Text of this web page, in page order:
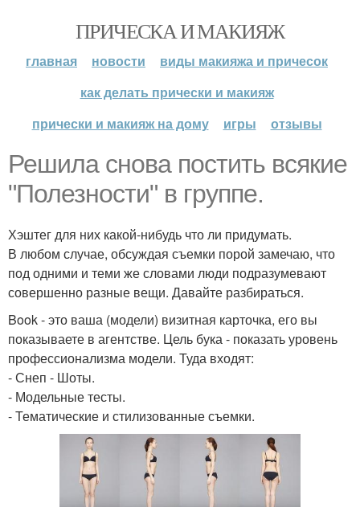
ПРИЧЕСКА И МАКИЯЖ
главная новости
виды макияжа и причесок
как делать прически и макияж
прически и макияж на дому
игры отзывы
Решила снова постить всякие
"Полезности" в группе.
Хэштег для них какой-нибудь что ли придумать.
В любом случае, обсуждая съемки порой замечаю, что
под одними и теми же словами люди подразумевают
совершенно разные вещи. Давайте разбираться.
Book - это ваша (модели) визитная карточка, его вы
показываете в агентстве. Цель бука - показать уровень
профессионализма модели. Туда входят:
- Снеп - Шоты.
- Модельные тесты.
- Тематические и стилизованные съемки.